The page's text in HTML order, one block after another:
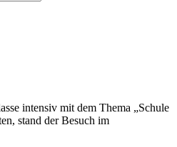
intensiv mit dem Thema „Schule
stand der Besuch im